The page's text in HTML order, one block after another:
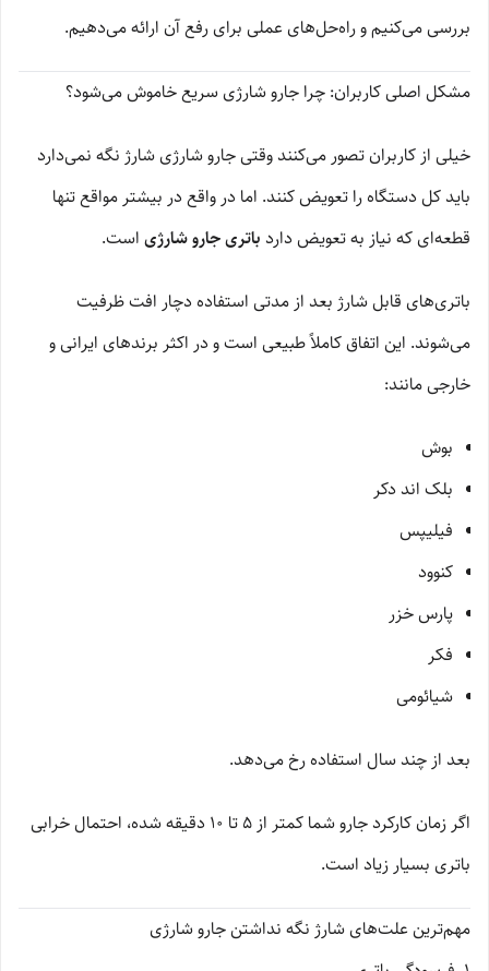
بررسی می‌کنیم و راه‌حل‌های عملی برای رفع آن ارائه می‌دهیم.
مشکل اصلی کاربران: چرا جارو شارژی سریع خاموش می‌شود؟
خیلی از کاربران تصور می‌کنند وقتی جارو شارژی شارژ نگه نمی‌دارد
باید کل دستگاه را تعویض کنند. اما در واقع در بیشتر مواقع تنها
قطعه‌ای که نیاز به تعویض دارد باتری جارو شارژی است.
باتری‌های قابل شارژ بعد از مدتی استفاده دچار افت ظرفیت
می‌شوند. این اتفاق کاملاً طبیعی است و در اکثر برندهای ایرانی و
خارجی مانند:
بوش
بلک اند دکر
فیلیپس
کنوود
پارس خزر
فکر
شیائومی
بعد از چند سال استفاده رخ می‌دهد.
اگر زمان کارکرد جارو شما کمتر از 5 تا 10 دقیقه شده، احتمال خرابی
باتری بسیار زیاد است.
مهم‌ترین علت‌های شارژ نگه نداشتن جارو شارژی